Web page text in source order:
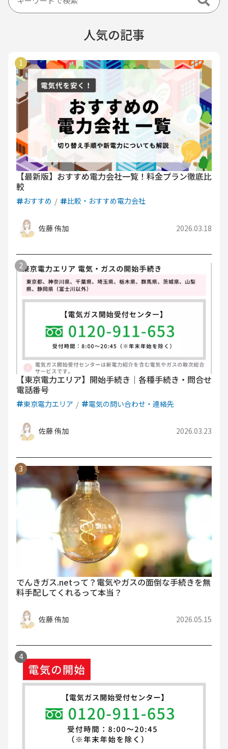
人気の記事
【最新版】おすすめ電力会社一覧！料金プラン徹底比
較
おすすめ 比較・おすすめ電力会社
佐藤 侑加 2026.03.18
【東京電力エリア】開始手続き｜各種手続き・問合せ
電話番号
東京電力エリア 電気の問い合わせ・連絡先
佐藤 侑加 2026.03.23
でんきガス.netって？電気やガスの面倒な手続きを無
料手配してくれるって本当？
佐藤 侑加 2026.05.15
電話で手続き
Webで手続き